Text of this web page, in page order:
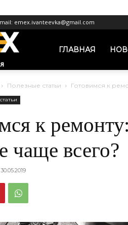
emex.ivanteevka@gmail.com
Emex
Ивантеевка
ГЛАВНАЯ
Полезные статьи Готовимся к
к
чаще всего?
30.05.2019